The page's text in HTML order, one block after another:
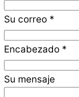
Su correo *
Encabezado *
Su mensaje